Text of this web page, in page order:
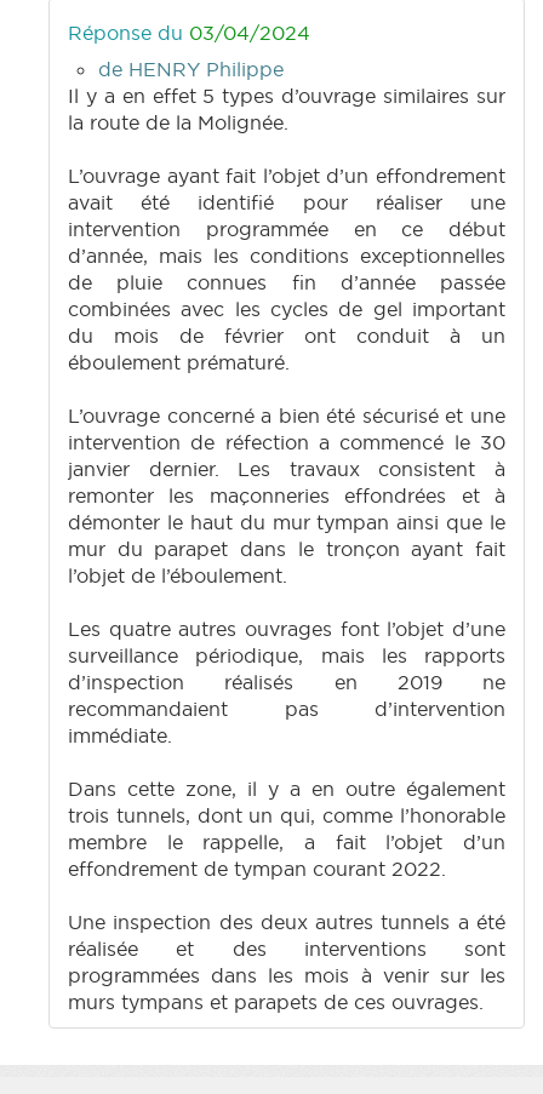
Réponse du 03/04/2024
de HENRY Philippe
Il y a en effet 5 types d’ouvrage similaires sur
la route de la Molignée.
L’ouvrage ayant fait l’objet d’un effondrement
avait été identifié pour réaliser une
intervention programmée en ce début
d’année, mais les conditions exceptionnelles
de pluie connues fin d’année passée
combinées avec les cycles de gel important
du mois de février ont conduit à un
éboulement prématuré.
L’ouvrage concerné a bien été sécurisé et une
intervention de réfection a commencé le 30
janvier dernier. Les travaux consistent à
remonter les maçonneries effondrées et à
démonter le haut du mur tympan ainsi que le
mur du parapet dans le tronçon ayant fait
l’objet de l’éboulement.
Les quatre autres ouvrages font l’objet d’une
surveillance périodique, mais les rapports
d’inspection réalisés en 2019 ne
recommandaient pas d’intervention
immédiate.
Dans cette zone, il y a en outre également
trois tunnels, dont un qui, comme l’honorable
membre le rappelle, a fait l’objet d’un
effondrement de tympan courant 2022.
Une inspection des deux autres tunnels a été
réalisée et des interventions sont
programmées dans les mois à venir sur les
murs tympans et parapets de ces ouvrages.